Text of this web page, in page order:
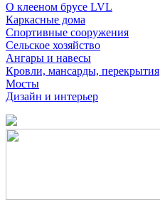
О клееном брусе LVL
Каркасные дома
Спортивные сооружения
Сельское хозяйство
Ангары и навесы
Кровли, мансарды, перекрытия
Мосты
Дизайн и интерьер